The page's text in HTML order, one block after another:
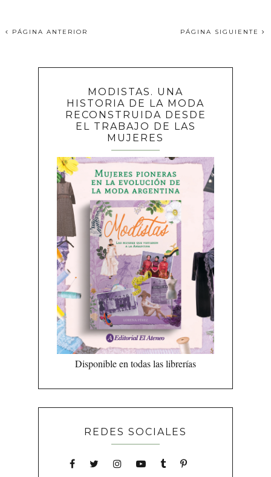
PÁGINA ANTERIOR PÁGINA SIGUIENTE
MODISTAS. UNA
HISTORIA DE LA MODA
RECONSTRUIDA DESDE
EL TRABAJO DE LAS
MUJERES
Disponible en todas las librerías
REDES SOCIALES